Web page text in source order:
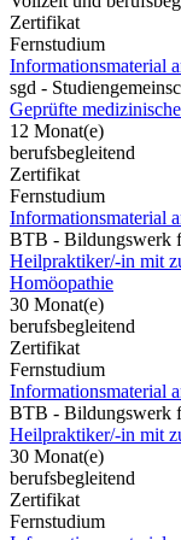
Zertifikat
Fernstudium
Informationsmaterial
sgd -
Geprüfte
12 Monat(e)
berufsbegleitend
Zertifikat
Fernstudium
Informationsmaterial
BTB - Bildungswerk
Heilpraktiker/-in mit
Homöopathie
30 Monat(e)
berufsbegleitend
Zertifikat
Fernstudium
Informationsmaterial
BTB - Bildungswerk
Heilpraktiker/-in mit
30 Monat(e)
berufsbegleitend
Zertifikat
Fernstudium